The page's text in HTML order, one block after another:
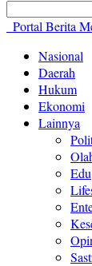
Portal Berita
Nasional
Daerah
Hukum
Ekonomi
Lainnya
Edu